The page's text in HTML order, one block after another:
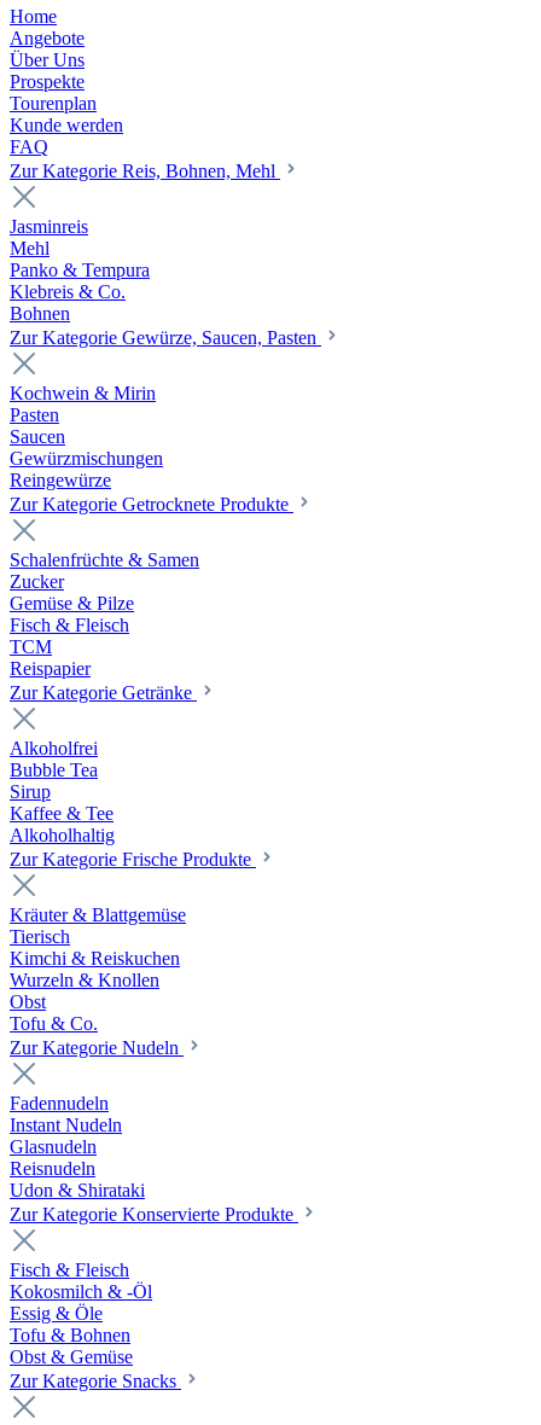
Home
Angebote
Über Uns
Prospekte
Tourenplan
Kunde werden
FAQ
Zur Kategorie Reis, Bohnen, Mehl
Jasminreis
Mehl
Panko & Tempura
Klebreis & Co.
Bohnen
Zur Kategorie Gewürze, Saucen, Pasten
Kochwein & Mirin
Pasten
Saucen
Gewürzmischungen
Reingewürze
Zur Kategorie Getrocknete Produkte
Schalenfrüchte & Samen
Zucker
Gemüse & Pilze
Fisch & Fleisch
TCM
Reispapier
Zur Kategorie Getränke
Alkoholfrei
Bubble Tea
Sirup
Kaffee & Tee
Alkoholhaltig
Zur Kategorie Frische Produkte
Kräuter & Blattgemüse
Tierisch
Kimchi & Reiskuchen
Wurzeln & Knollen
Obst
Tofu & Co.
Zur Kategorie Nudeln
Fadennudeln
Instant Nudeln
Glasnudeln
Reisnudeln
Udon & Shirataki
Zur Kategorie Konservierte Produkte
Fisch & Fleisch
Kokosmilch & -Öl
Essig & Öle
Tofu & Bohnen
Obst & Gemüse
Zur Kategorie Snacks